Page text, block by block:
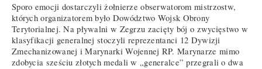
Sporo emocji dostarczyli żołnierze obserwatorom mistrzostw,
których organizatorem było Dowództwo Wojsk Obrony
Terytorialnej. Na pływalni w Zegrzu zacięty bój o zwycięstwo w
klasyfikacji generalnej stoczyli reprezentanci 12 Dywizji
Zmechanizowanej i Marynarki Wojennej RP. Marynarze mimo
zdobycia sześciu złotych medali w „generalce” przegrali o dwa